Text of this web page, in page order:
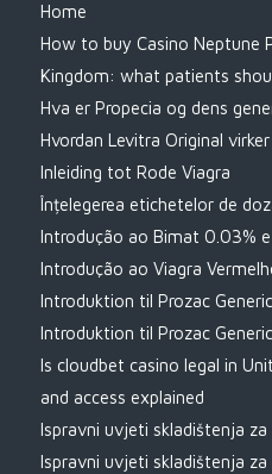
Home
How to buy Casino Neptune
Kingdom: what patients
Hva er Propecia og dens
Hvordan Levitra Original
Inleiding tot Rode Viagra
Înțelegerea etichetelor de
Introdução ao Bimat 0.03%
Introdução ao Viagra
Introduktion til Prozac
Introduktion til Prozac
Is cloudbet casino legal in
and access explained
Ispravni uvjeti skladištenja za
Ispravni uvjeti skladištenja za